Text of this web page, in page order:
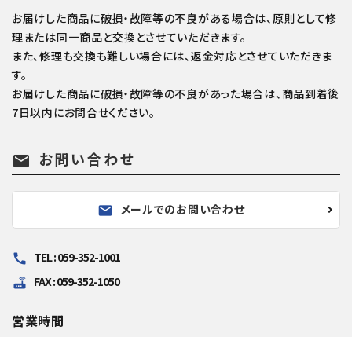
お届けした商品に破損・故障等の不良がある場合は、原則として修
理または同一商品と交換とさせていただきます。
また、修理も交換も難しい場合には、返金対応とさせていただきま
す。
お届けした商品に破損・故障等の不良があった場合は、商品到着後
7日以内にお問合せください。
mail お問い合わせ
mail メールでのお問い合わせ
call TEL : 059-352-1001
router FAX : 059-352-1050
営業時間